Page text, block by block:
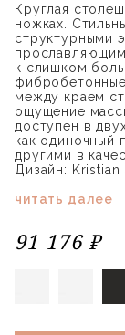
Круглая
ножках.
структурными
к слишком
между краем
ощущение
доступен в
как одиночный
другими в
Дизайн: Kristian
читать далее
91 176 ₽